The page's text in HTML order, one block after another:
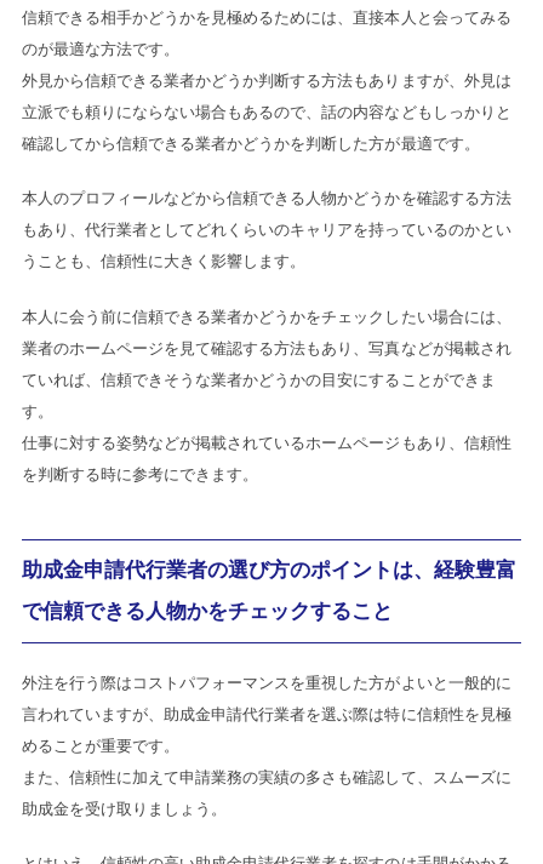
信頼できる相手かどうかを見極めるためには、直接本人と会ってみる
のが最適な方法です。
外見から信頼できる業者かどうか判断する方法もありますが、外見は
立派でも頼りにならない場合もあるので、話の内容などもしっかりと
確認してから信頼できる業者かどうかを判断した方が最適です。
本人のプロフィールなどから信頼できる人物かどうかを確認する方法
もあり、代行業者としてどれくらいのキャリアを持っているのかとい
うことも、信頼性に大きく影響します。
本人に会う前に信頼できる業者かどうかをチェックしたい場合には、
業者のホームページを見て確認する方法もあり、写真などが掲載され
ていれば、信頼できそうな業者かどうかの目安にすることができま
す。
仕事に対する姿勢などが掲載されているホームページもあり、信頼性
を判断する時に参考にできます。
助成金申請代行業者の選び方のポイントは、経験豊富
で信頼できる人物かをチェックすること
外注を行う際はコストパフォーマンスを重視した方がよいと一般的に
言われていますが、助成金申請代行業者を選ぶ際は特に信頼性を見極
めることが重要です。
また、信頼性に加えて申請業務の実績の多さも確認して、スムーズに
助成金を受け取りましょう。